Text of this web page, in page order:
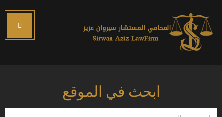
ابحث في الموقع
ابحث